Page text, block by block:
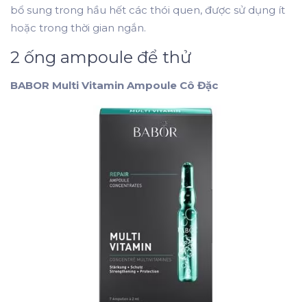
bổ sung trong hầu hết các thói quen, được sử dụng ít
hoặc trong thời gian ngắn.
2 ống ampoule để thử
BABOR Multi Vitamin Ampoule Cô Đặc